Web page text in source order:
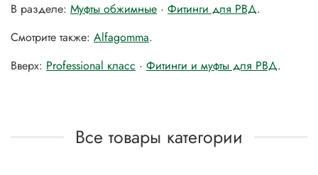
В разделе: Муфты обжимные · Фитинги для РВД.
Смотрите также: Alfagomma.
Вверх: Professional класс · Фитинги и муфты для РВД.
Все товары категории